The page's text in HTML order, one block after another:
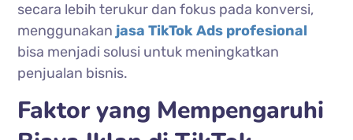
secara lebih terukur dan fokus pada konversi,
menggunakan jasa TikTok Ads profesional
bisa menjadi solusi untuk meningkatkan
penjualan bisnis.
Faktor yang Mempengaruhi